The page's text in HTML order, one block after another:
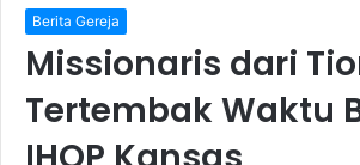
Berita Gereja
Missionaris dari
Tertembak Waktu